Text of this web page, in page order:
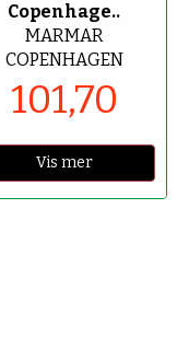
Copenhage..
MARMAR
COPENHAGEN
101,70
Vis mer